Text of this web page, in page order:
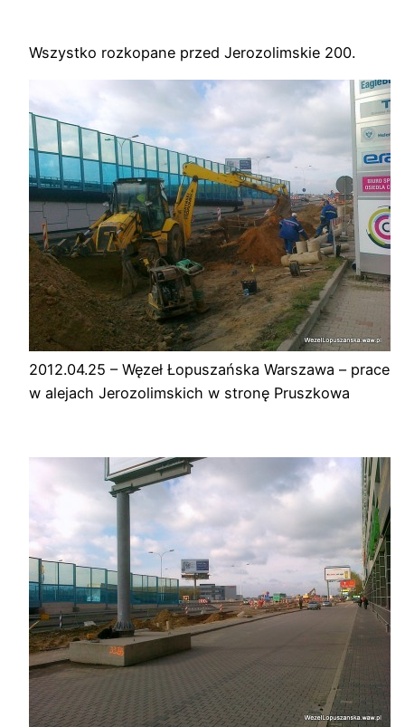
Wszystko rozkopane przed Jerozolimskie 200.
2012.04.25 – Węzeł Łopuszańska Warszawa – prace
w alejach Jerozolimskich w stronę Pruszkowa